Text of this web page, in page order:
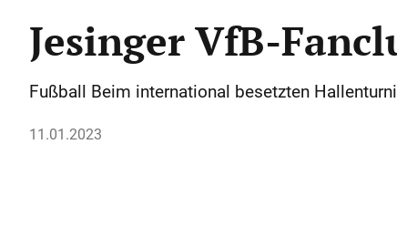
Jesinger VfB-
Fußball Beim international besetzten
11.01.2023